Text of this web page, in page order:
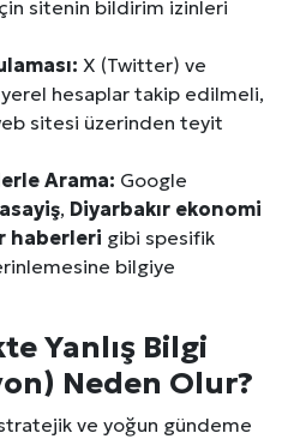
sitenin bildirim izinleri
X (Twitter) ve
hesaplar takip edilmeli,
sitesi üzerinden teyit
Arama: Google
asayiş, Diyarbakır ekonomi
haberleri gibi spesifik
bilgiye
Yanlış Bilgi
Neden Olur?
ve yoğun gündeme